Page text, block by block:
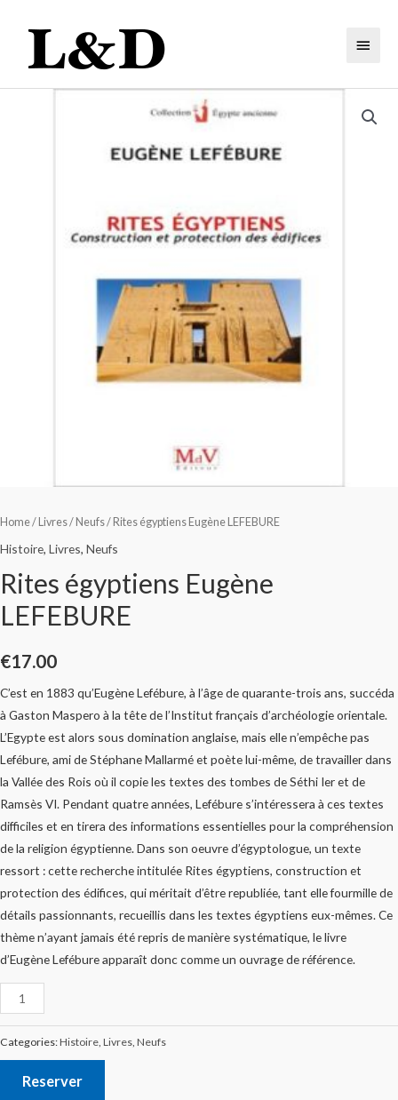
Home/ Livres/ Neufs/ Rites égyptiens Eugène LEFEBURE
Histoire, Livres, Neufs
Rites égyptiens Eugène
LEFEBURE
€17.00
C’est en 1883 qu’Eugène Lefébure, à l’âge de quarante-trois ans, succéda
à Gaston Maspero à la tête de l’Institut français d’archéologie orientale.
L’Egypte est alors sous domination anglaise, mais elle n’empêche pas
Lefébure, ami de Stéphane Mallarmé et poète lui-même, de travailler dans
la Vallée des Rois où il copie les textes des tombes de Séthi Ier et de
Ramsès VI. Pendant quatre années, Lefébure s’intéressera à ces textes
difficiles et en tirera des informations essentielles pour la compréhension
de la religion égyptienne. Dans son oeuvre d’égyptologue, un texte
ressort : cette recherche intitulée Rites égyptiens, construction et
protection des édifices, qui méritait d’être republiée, tant elle fourmille de
détails passionnants, recueillis dans les textes égyptiens eux-mêmes. Ce
thème n’ayant jamais été repris de manière systématique, le livre
d’Eugène Lefébure apparaît donc comme un ouvrage de référence.
Categories:Histoire Livres Neufs
Reserver